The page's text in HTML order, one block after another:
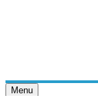
Menu